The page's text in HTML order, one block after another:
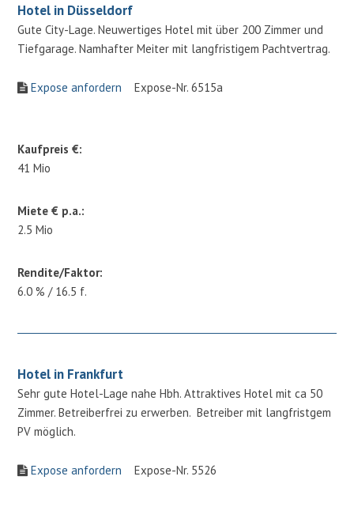
Hotel in Düsseldorf
Gute City-Lage. Neuwertiges Hotel mit über 200 Zimmer und
Tiefgarage. Namhafter Meiter mit langfristigem Pachtvertrag.
Expose anfordern Expose-Nr. 6515a
Kaufpreis €:
41 Mio
Miete € p.a.:
2.5 Mio
Rendite/Faktor:
6.0 % / 16.5 f.
Hotel in Frankfurt
Sehr gute Hotel-Lage nahe Hbh. Attraktives Hotel mit ca 50
Zimmer. Betreiberfrei zu erwerben. Betreiber mit langfristgem
PV möglich.
Expose anfordern Expose-Nr. 5526